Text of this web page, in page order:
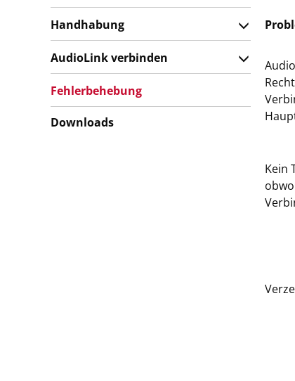
Kein
Handhabung
AudioLink verbinden
Fehlerbehebung
Downloads